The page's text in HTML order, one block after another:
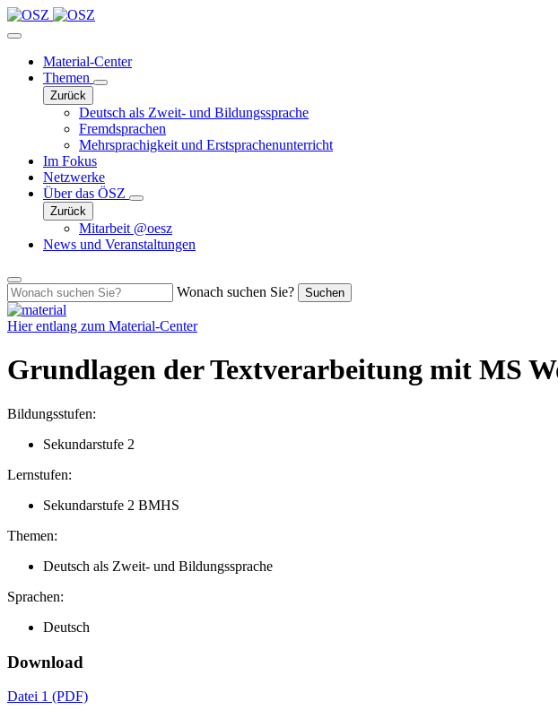
Material-Center
Themen
Zurück
Deutsch als Zweit- und Bildungssprache
Fremdsprachen
Mehrsprachigkeit und Erstsprachenunterricht
Im Fokus
Netzwerke
Über das ÖSZ
Zurück
Mitarbeit @oesz
News und Veranstaltungen
Wonach suchen Sie? Suchen
Hier entlang zum Material-Center
Grundlagen der Textverarbeitung mit MS
Bildungsstufen:
Sekundarstufe 2
Lernstufen:
Sekundarstufe 2 BMHS
Themen:
Deutsch als Zweit- und Bildungssprache
Sprachen:
Deutsch
Download
Datei 1 (PDF)